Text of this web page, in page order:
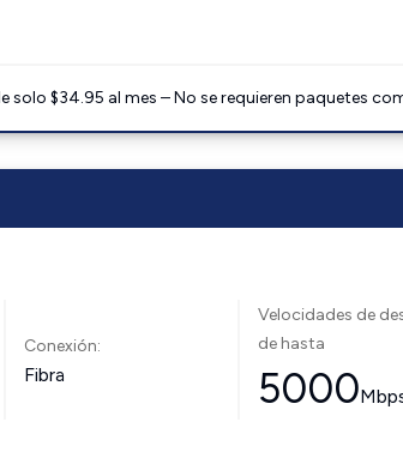
solo $34.95 al mes – No se requieren paquetes
Conexión:
Fibra
Velocidades de
de hasta
5000